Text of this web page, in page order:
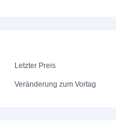
Letzter Preis
Veränderung zum Vortag